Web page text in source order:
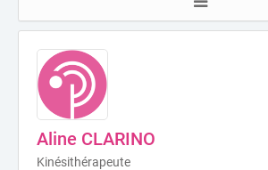
Aline CLARINO
Kinésithérapeute